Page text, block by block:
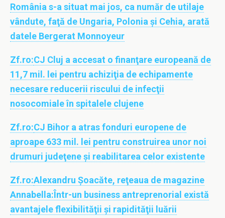
România s-a situat mai jos, ca număr de utilaje
vândute, faţă de Ungaria, Polonia şi Cehia, arată
datele Bergerat Monnoyeur
Zf.ro:CJ Cluj a accesat o finanţare europeană de
11,7 mil. lei pentru achiziţia de echipamente
necesare reducerii riscului de infecţii
nosocomiale în spitalele clujene
Zf.ro:CJ Bihor a atras fonduri europene de
aproape 633 mil. lei pentru construirea unor noi
drumuri judeţene şi reabilitarea celor existente
Zf.ro:Alexandru Şoacăte, reţeaua de magazine
Annabella:Într-un business antreprenorial există
avantajele flexibilităţii şi rapidităţii luării